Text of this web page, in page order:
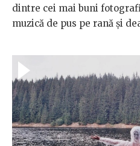
dintre cei mai buni
muzică de pus pe rană și